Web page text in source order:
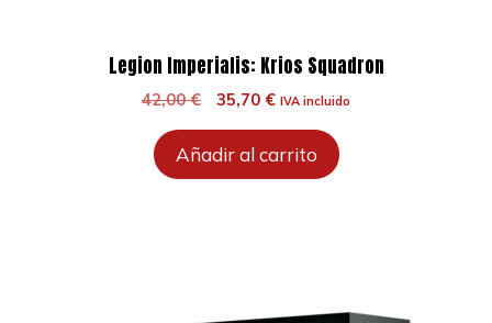
Legion Imperialis: Krios Squadron
42,00€
El
original
era:
35,70 €El
actual
es:
IVA incluido
Añadir al carrito